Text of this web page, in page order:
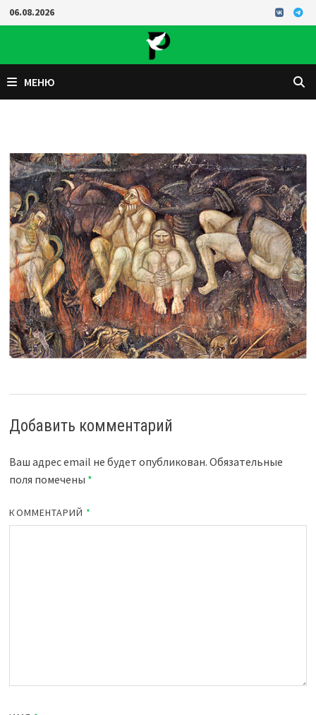
Перейти
к
06.08.2026
МЕНЮ
Добавить комментарий
Ваш адрес email не будет опубликован. Обязательные
поля помечены *
КОММЕНТАРИЙ *